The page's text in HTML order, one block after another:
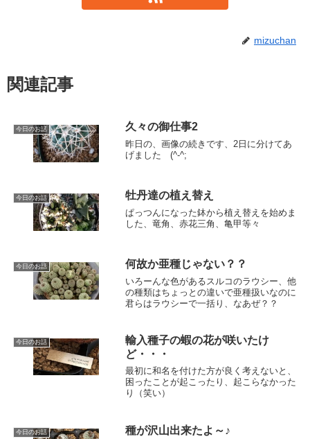
mizuchan
関連記事
今日のお話 久々の御仕事2
昨日の、画像の続きです、2日に分けてあ
げました (^-^;
今日のお話 牡丹達の植え替え
ぱっつんになった鉢から植え替えを始めま
した、竜角、赤花三角、亀甲等々
今日のお話 何故か亜種じゃない？？
いろーんな色があるスルコのラウシー、他
の種類はちょっとの違いで亜種扱いなのに
君らはラウシーで一括り、なあぜ？？
今日のお話
輸入種子の蝦の花が咲いたけ
ど・・・
最初に和名を付けた方が良く考えないと、
困ったことが起こったり、起こらなかった
り（笑い）
今日のお話 種が沢山出来たよ～♪